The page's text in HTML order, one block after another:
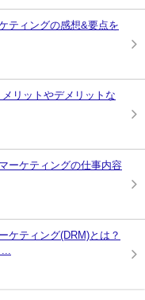
ティングの感想&要点を
リットやデメリットな
ーケティングの仕事内容
ケティング(DRM)とは？